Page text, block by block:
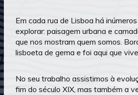
Em cada rua de Lisboa há
explorar: paisagem urbana e
que nos mostram quem somos.
lisboeta de gema e foi aqui que
No seu trabalho assistimos à
fim do século XIX, mas também a